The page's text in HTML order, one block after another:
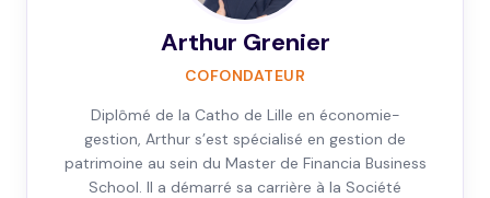
Arthur Grenier
COFONDATEUR
Diplômé de la Catho de Lille en économie-
gestion, Arthur s’est spécialisé en gestion de
patrimoine au sein du Master de Financia Business
School. Il a démarré sa carrière à la Société